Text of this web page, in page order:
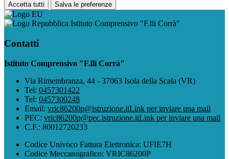
Accetta tutti Salva le preferenze
Istituto Comprensivo "F.lli Corrà"
Contatti
Istituto Comprensivo "F.lli Corrà"
Via Rimembranza, 44 - 37063 Isola della Scala (VR)
Tel: 0457301422
Tel: 0457300248
Email: vric86200p@istruzione.itLink per inviare una mail
PEC: vric86200p@pec.istruzione.itLink per inviare una mail
C.F.: 80012720233
Codice Univoco Fattura Elettronica: UFIE7H
Codice Meccanografico: VRIC86200P